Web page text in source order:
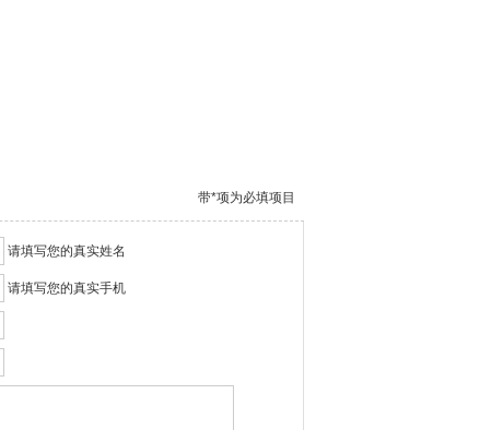
带*项为必填项目
请填写您的真实姓名
请填写您的真实手机